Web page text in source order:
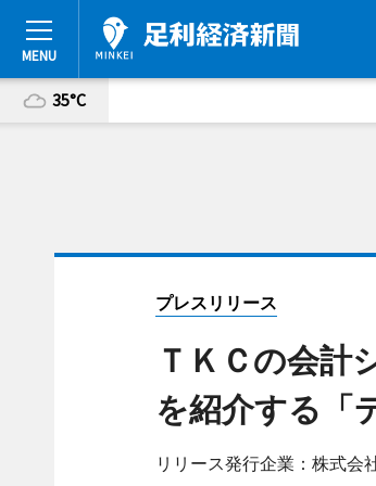
35°C
プレスリリース
ＴＫＣの会計
を紹介する「
リリース発行企業：株式会